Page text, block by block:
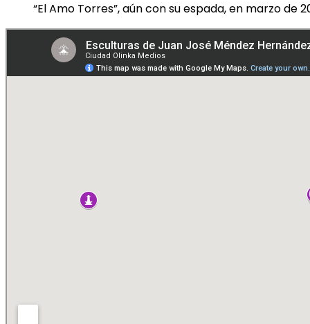
“El Amo Torres”, aún con su espada, en marzo